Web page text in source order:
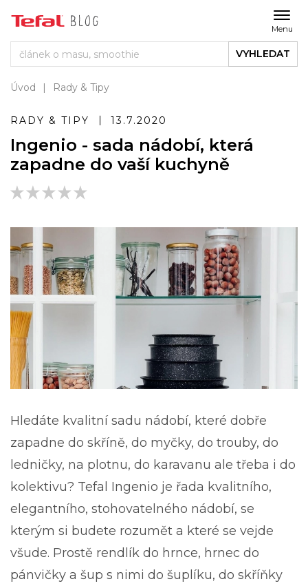
Menu
VYHLEDAT
Úvod Rady & Tipy
RADY & TIPY 13.7.2020
Ingenio - sada nádobí, která
zapadne do vaší kuchyně
Hledáte kvalitní sadu nádobí, které dobře
zapadne do skříně, do myčky, do trouby, do
ledničky, na plotnu, do karavanu ale třeba i do
kolektivu? Tefal Ingenio je řada kvalitního,
elegantního, stohovatelného nádobí, se
kterým si budete rozumět a které se vejde
všude. Prostě rendlík do hrnce, hrnec do
pánvičky a šup s nimi do šuplíku, do skříňky